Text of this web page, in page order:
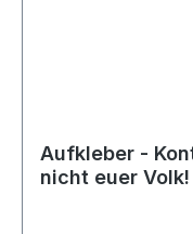
Aufkleber -
nicht euer